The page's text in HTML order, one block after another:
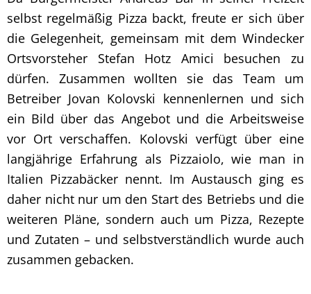
selbst regelmäßig Pizza backt, freute er sich über
die Gelegenheit, gemeinsam mit dem Windecker
Ortsvorsteher Stefan Hotz Amici besuchen zu
dürfen. Zusammen wollten sie das Team um
Betreiber Jovan Kolovski kennenlernen und sich
ein Bild über das Angebot und die Arbeitsweise
vor Ort verschaffen. Kolovski verfügt über eine
langjährige Erfahrung als Pizzaiolo, wie man in
Italien Pizzabäcker nennt. Im Austausch ging es
daher nicht nur um den Start des Betriebs und die
weiteren Pläne, sondern auch um Pizza, Rezepte
und Zutaten – und selbstverständlich wurde auch
zusammen gebacken.